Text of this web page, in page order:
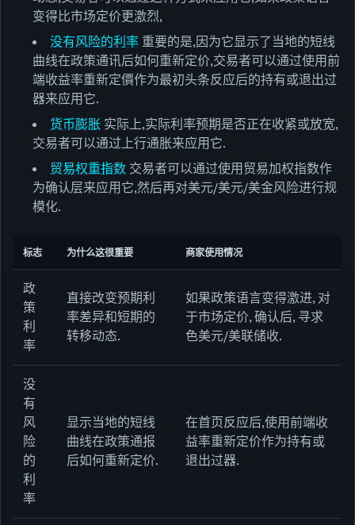
变得比市场定价更激烈,
没有风险的利率 重要的是,因为它显示了当地的短线
曲线在政策通讯后如何重新定价,交易者可以通过使用前
端收益率重新定價作为最初头条反应后的持有或退出过
器来应用它.
货币膨胀 实际上,实际利率预期是否正在收紧或放宽,
交易者可以通过上行通胀来应用它.
贸易权重指数 交易者可以通过使用贸易加权指数作
为确认层来应用它,然后再对美元/美元/美金风险进行规
模化.
标志 为什么这很重要 商家使用情况
政
策
利
率
直接改变预期利
率差异和短期的
转移动态.
如果政策语言变得激进, 对
于市场定价, 确认后, 寻求
色美元/美联储收.
没
有
风
险
的
利
率
显示当地的短线
曲线在政策通报
后如何重新定价.
在首页反应后,使用前端收
益率重新定价作为持有或
退出过器.